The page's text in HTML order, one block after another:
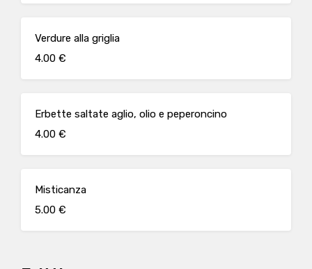
Verdure alla griglia
4.00 €
Erbette saltate aglio, olio e peperoncino
4.00 €
Misticanza
5.00 €